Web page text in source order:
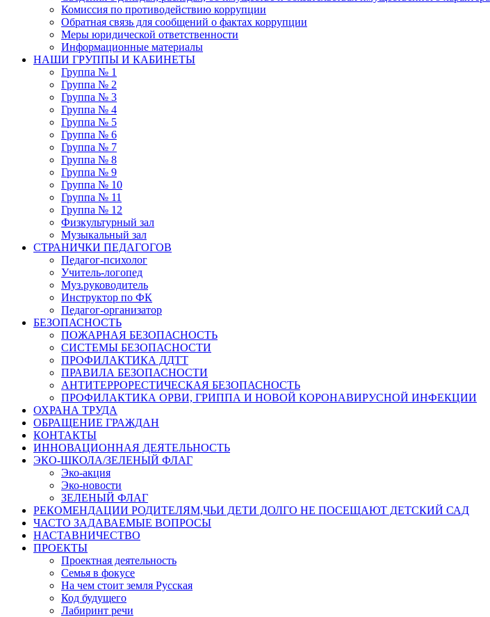
Комиссия по противодействию коррупции
Обратная связь для сообщений о фактах коррупции
Меры юридической ответственности
Информационные материалы
НАШИ ГРУППЫ И КАБИНЕТЫ
Группа № 1
Группа № 2
Группа № 3
Группа № 4
Группа № 5
Группа № 6
Группа № 7
Группа № 8
Группа № 9
Группа № 10
Группа № 11
Группа № 12
Физкультурный зал
Музыкальный зал
СТРАНИЧКИ ПЕДАГОГОВ
Педагог-психолог
Учитель-логопед
Муз.руководитель
Инструктор по ФК
Педагог-организатор
БЕЗОПАСНОСТЬ
ПОЖАРНАЯ БЕЗОПАСНОСТЬ
СИСТЕМЫ БЕЗОПАСНОСТИ
ПРОФИЛАКТИКА ДДТТ
ПРАВИЛА БЕЗОПАСНОСТИ
АНТИТЕРРОРЕСТИЧЕСКАЯ БЕЗОПАСНОСТЬ
ПРОФИЛАКТИКА ОРВИ, ГРИППА И НОВОЙ КОРОНАВИРУСНОЙ ИНФЕКЦИИ
ОХРАНА ТРУДА
ОБРАЩЕНИЕ ГРАЖДАН
КОНТАКТЫ
ИННОВАЦИОННАЯ ДЕЯТЕЛЬНОСТЬ
ЭКО-ШКОЛА/ЗЕЛЕНЫЙ ФЛАГ
Эко-акция
Эко-новости
ЗЕЛЕНЫЙ ФЛАГ
РЕКОМЕНДАЦИИ РОДИТЕЛЯМ,ЧЬИ ДЕТИ ДОЛГО НЕ ПОСЕЩАЮТ ДЕТСКИЙ САД
ЧАСТО ЗАДАВАЕМЫЕ ВОПРОСЫ
НАСТАВНИЧЕСТВО
ПРОЕКТЫ
Проектная деятельность
Семья в фокусе
На чем стоит земля Русская
Код будущего
Лабиринт речи